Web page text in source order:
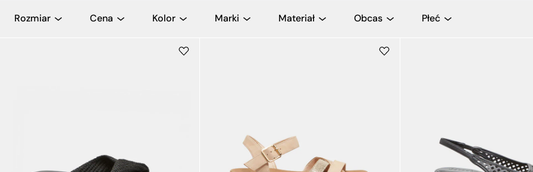
Rozmiar Cena Kolor Marki Materiał Obcas Płeć